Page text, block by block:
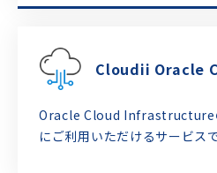
Cloudii Oracle
Oracle Cloud Infrastructure
にご利用いただけるサービスで